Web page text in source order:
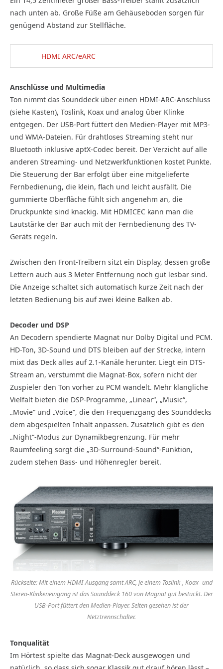
nach unten ab. Große Füße am Gehäuseboden sorgen für
genügend Abstand zur Stellfläche.
HDMI ARC/eARC
Anschlüsse und Multimedia
Ton nimmt das Sounddeck über einen HDMI-ARC-Anschluss
(siehe Kasten), Toslink, Koax und analog über Klinke
entgegen. Der USB-Port füttert den Medien-Player mit MP3-
und WMA-Dateien. Für drahtloses Streaming steht nur
Bluetooth inklusive aptX-Codec bereit. Der Verzicht auf alle
anderen Streaming- und Netzwerkfunktionen kostet Punkte.
Die Steuerung der Bar erfolgt über eine mitgelieferte
Fernbedienung, die klein, flach und leicht ausfällt. Die
gummierte Oberfläche fühlt sich angenehm an, die
Druckpunkte sind knackig. Mit HDMICEC kann man die
Lautstärke der Bar auch mit der Fernbedienung des TV-
Geräts regeln.
Zwischen den Front-Treibern sitzt ein Display, dessen große
Lettern auch aus 3 Meter Entfernung noch gut lesbar sind.
Die Anzeige schaltet sich automatisch kurze Zeit nach der
letzten Bedienung bis auf zwei kleine Balken ab.
Decoder und DSP
An Decodern spendierte Magnat nur Dolby Digital und PCM.
HD-Ton, 3D-Sound und DTS bleiben auf der Strecke, intern
mixt das Deck alles auf 2.1-Kanäle herunter. Liegt ein DTS-
Stream an, verstummt die Magnat-Box, sofern nicht der
Zuspieler den Ton vorher zu PCM wandelt. Mehr klangliche
Vielfalt bieten die DSP-Programme, „Linear“, „Music“,
„Movie“ und „Voice“, die den Frequenzgang des Sounddecks
dem abgespielten Inhalt anpassen. Zusätzlich gibt es den
„Night“-Modus zur Dynamikbegrenzung. Für mehr
Raumfeeling sorgt die „3D-Surround-Sound“-Funktion,
zudem stehen Bass- und Höhenregler bereit.
Rückseite: Mit einem HDMI-Ausgang samt ARC, je einem Toslink-, Koax- und
Stereo-Klinkeneingang ist das Sounddeck 160 von Magnat gut bestückt. Der
USB-Port füttert den Medien-Player. Selten gesehen ist der
Netztrennschalter.
Tonqualität
Im Hörtest spielte das Magnat-Deck ausgewogen und